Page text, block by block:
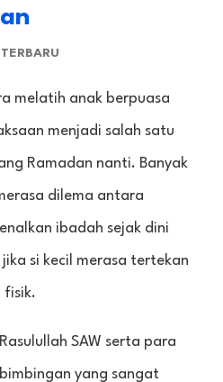
melatih anak berpuasa
menjadi salah satu
Ramadan nanti. Banyak
dilema antara
ibadah sejak dini
si kecil merasa tertekan
fisik.
SAW serta para
yang sangat